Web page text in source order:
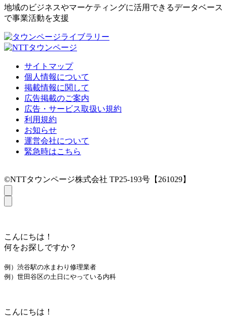
地域のビジネスやマーケティングに活用できるデータベース
で事業活動を支援
サイトマップ
個人情報について
掲載情報に関して
広告掲載のご案内
広告・サービス取扱い規約
利用規約
お知らせ
運営会社について
緊急時はこちら
©NTTタウンページ株式会社 TP25-193号【261029】
こんにちは！
何をお探しですか？
例）渋谷駅の水まわり修理業者
例）世田谷区の土日にやっている内科
こんにちは！